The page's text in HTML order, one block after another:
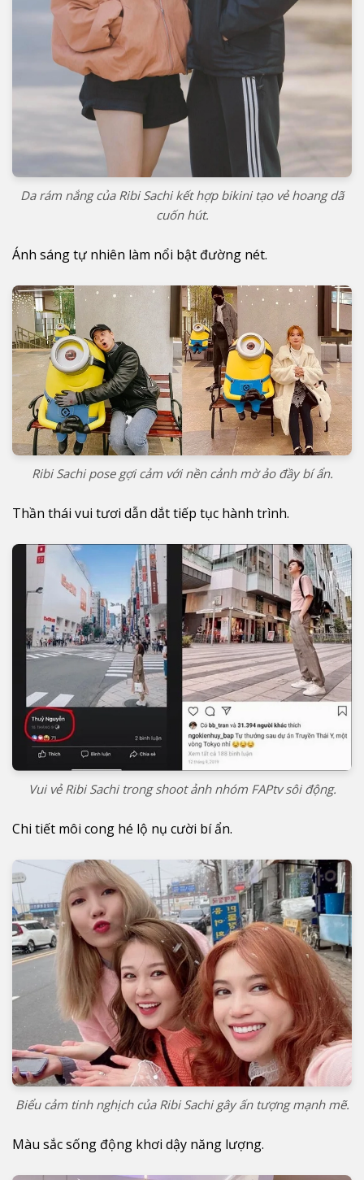
Da rám nắng của Ribi Sachi kết hợp bikini tạo vẻ hoang dã
cuốn hút.
Ánh sáng tự nhiên làm nổi bật đường nét.
Ribi Sachi pose gợi cảm với nền cảnh mờ ảo đầy bí ẩn.
Thần thái vui tươi dẫn dắt tiếp tục hành trình.
Vui vẻ Ribi Sachi trong shoot ảnh nhóm FAPtv sôi động.
Chi tiết môi cong hé lộ nụ cười bí ẩn.
Biểu cảm tinh nghịch của Ribi Sachi gây ấn tượng mạnh mẽ.
Màu sắc sống động khơi dậy năng lượng.